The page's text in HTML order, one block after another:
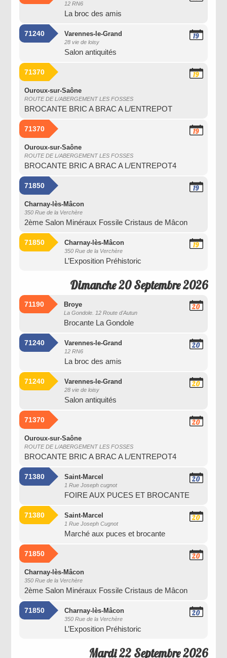
12 RN6
La broc des amis
71240 Varennes-le-Grand
28 vie de loisy
Salon antiquités
19
71370
Ouroux-sur-Saône
ROUTE DE L/ABERGEMENT LES FOSSES
BROCANTE BRIC A BRAC A L/ENTREPOT
19
71370
Ouroux-sur-Saône
ROUTE DE L/ABERGEMENT LES FOSSES
BROCANTE BRIC A BRAC A L/ENTREPOT4
19
71850
Charnay-lès-Mâcon
350 Rue de la Verchère
2ème Salon Minéraux Fossile Cristaus de Mâcon
19
71850 Charnay-lès-Mâcon
350 Rue de la Verchère
L’Exposition Préhistoric
19
Dimanche 20 Septembre 2026
71190 Broye
La Gondole. 12 Route d'Autun
Brocante La Gondole
20
71240 Varennes-le-Grand
12 RN6
La broc des amis
20
71240 Varennes-le-Grand
28 vie de loisy
Salon antiquités
20
71370
Ouroux-sur-Saône
ROUTE DE L/ABERGEMENT LES FOSSES
BROCANTE BRIC A BRAC A L/ENTREPOT4
20
71380 Saint-Marcel
1 Rue Joseph cugnot
FOIRE AUX PUCES ET BROCANTE
20
2026
71380 Saint-Marcel
1 Rue Joseph Cugnot
Marché aux puces et brocante
20
71850
Charnay-lès-Mâcon
350 Rue de la Verchère
2ème Salon Minéraux Fossile Cristaus de Mâcon
20
71850 Charnay-lès-Mâcon
350 Rue de la Verchère
L’Exposition Préhistoric
20
Mardi 22 Septembre 2026